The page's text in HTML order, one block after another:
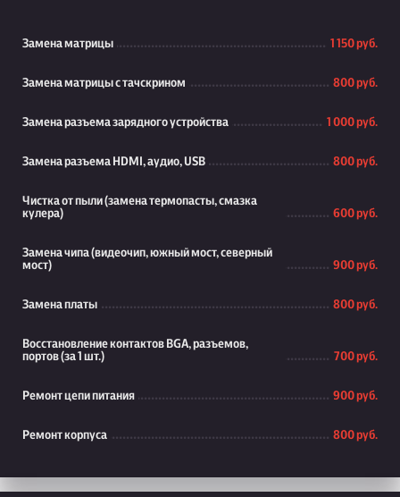
Замена матрицы 1 150 руб.
Замена матрицы с тачскрином 800 руб.
Замена разъема зарядного устройства 1 000 руб.
Замена разъема HDMI, аудио, USB 800 руб.
Чистка от пыли (замена термопасты, смазка
кулера)
600 руб.
Замена чипа (видеочип, южный мост, северный
мост)
900 руб.
Замена платы 800 руб.
Восстановление контактов BGA, разъемов,
портов (за 1 шт.)
700 руб.
Ремонт цепи питания 900 руб.
Ремонт корпуса 800 руб.